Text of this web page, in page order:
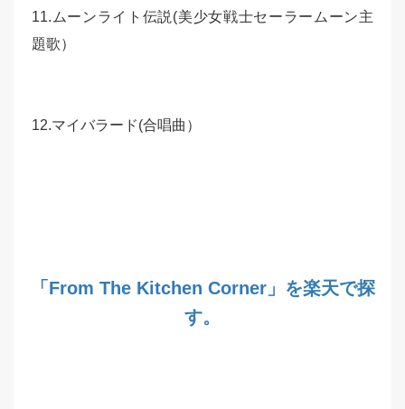
11.ムーンライト伝説(美少女戦士セーラームーン主
題歌）
12.マイバラード(合唱曲）
「From The Kitchen Corner」を楽天で探
す。